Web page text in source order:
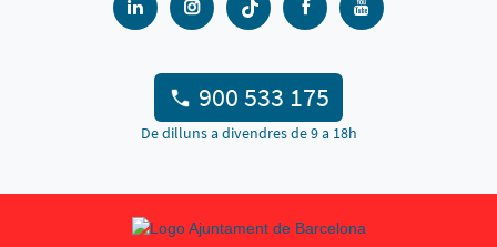
900 533 175
De dilluns a divendres de 9 a 18h